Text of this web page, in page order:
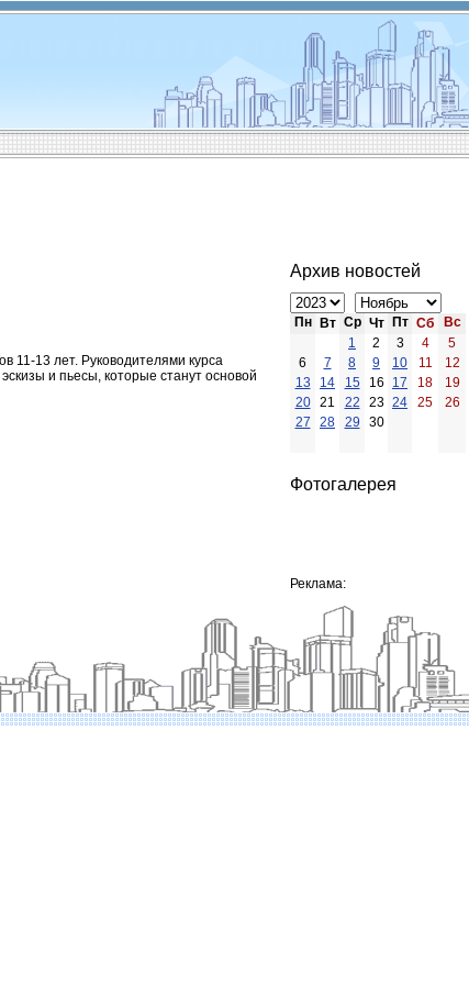
11-13 лет. Руководителями курса
и пьесы, которые станут основой
Архив новостей
Пн Вт Ср Чт Пт Сб
Вс
1
2 3 4
5
6
7 8 9 10 11
12
13
14 15 16 17 18
19
20
21 22 23 24 25
26
27
28 29 30
Фотогалерея
Реклама: